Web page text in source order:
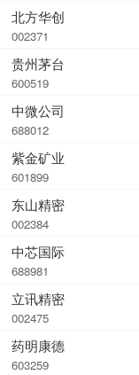
北方华创
002371
贵州茅台
600519
中微公司
688012
紫金矿业
601899
东山精密
002384
中芯国际
688981
立讯精密
002475
药明康德
603259